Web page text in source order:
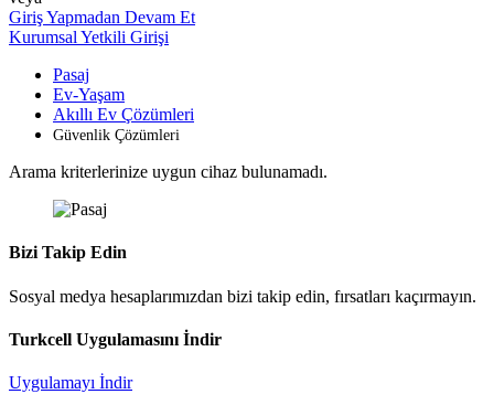
Giriş Yapmadan Devam Et
Kurumsal Yetkili Girişi
Pasaj
Ev-Yaşam
Akıllı Ev Çözümleri
Güvenlik Çözümleri
Arama kriterlerinize uygun cihaz bulunamadı.
Bizi Takip Edin
Sosyal medya hesaplarımızdan bizi takip edin, fırsatları kaçırmayın.
Turkcell Uygulamasını İndir
Uygulamayı İndir